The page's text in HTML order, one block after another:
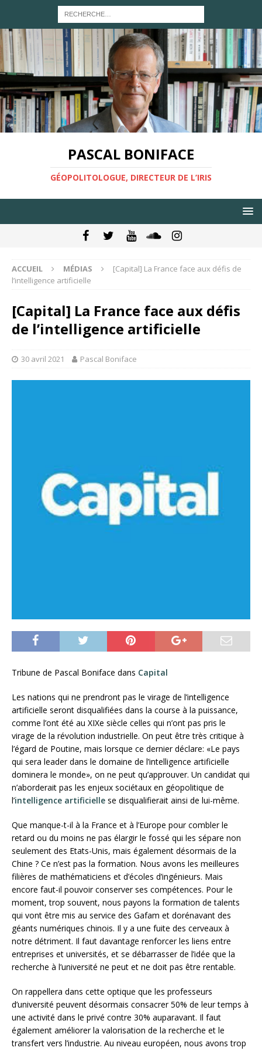
PASCAL BONIFACE
GÉOPOLITOLOGUE, DIRECTEUR DE L’IRIS
ACCUEIL MÉDIAS
[Capital] La France face aux défis de
l’intelligence artificielle
[Capital] La France face aux défis
de l’intelligence artificielle
30 avril 2021 Pascal Boniface
Tribune de Pascal Boniface dans Capital
Les nations qui ne prendront pas le virage de l’intelligence
artificielle seront disqualifiées dans la course à la puissance,
comme l’ont été au XIXe siècle celles qui n’ont pas pris le
virage de la révolution industrielle. On peut être très critique à
l’égard de Poutine, mais lorsque ce dernier déclare: «Le pays
qui sera leader dans le domaine de l’intelligence artificielle
dominera le monde», on ne peut qu’approuver. Un candidat qui
n’aborderait pas les enjeux sociétaux en géopolitique de
l’intelligence artificielle se disqualifierait ainsi de lui-même.
Que manque-t-il à la France et à l’Europe pour combler le
retard ou du moins ne pas élargir le fossé qui les sépare non
seulement des Etats-Unis, mais également désormais de la
Chine ? Ce n’est pas la formation. Nous avons les meilleures
filières de mathématiciens et d’écoles d’ingénieurs. Mais
encore faut-il pouvoir conserver ses compétences. Pour le
moment, trop souvent, nous payons la formation de talents
qui vont être mis au service des Gafam et dorénavant des
géants numériques chinois. Il y a une fuite des cerveaux à
notre détriment. Il faut davantage renforcer les liens entre
entreprises et universités, et se débarrasser de l’idée que la
recherche à l’université ne peut et ne doit pas être rentable.
On rappellera dans cette optique que les professeurs
d’université peuvent désormais consacrer 50% de leur temps à
une activité dans le privé contre 30% auparavant. Il faut
également améliorer la valorisation de la recherche et le
transfert vers l’industrie. Au niveau européen, nous avons trop